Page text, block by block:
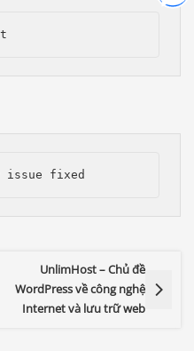
issue fixed
UnlimHost – Chủ đề
WordPress về công nghệ
Internet và lưu trữ web